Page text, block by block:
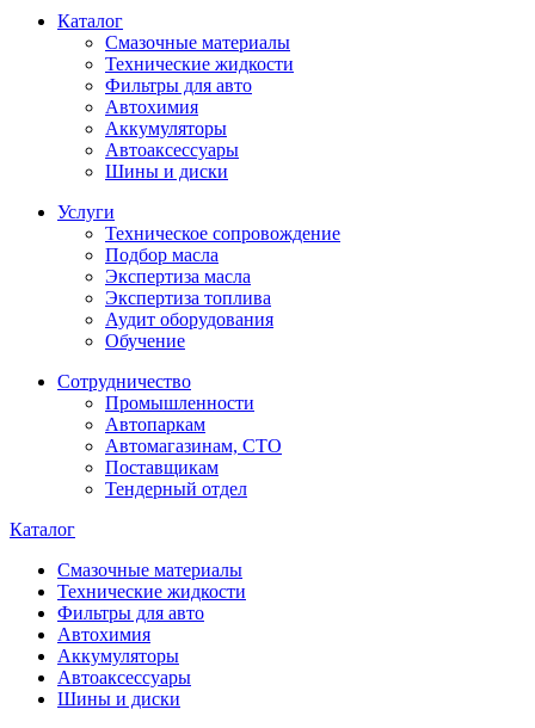
Каталог
Смазочные материалы
Технические жидкости
Фильтры для авто
Автохимия
Аккумуляторы
Автоаксессуары
Шины и диски
Услуги
Техническое сопровождение
Подбор масла
Экспертиза масла
Экспертиза топлива
Аудит оборудования
Обучение
Сотрудничество
Промышленности
Автопаркам
Автомагазинам, СТО
Поставщикам
Тендерный отдел
Каталог
Смазочные материалы
Технические жидкости
Фильтры для авто
Автохимия
Аккумуляторы
Автоаксессуары
Шины и диски